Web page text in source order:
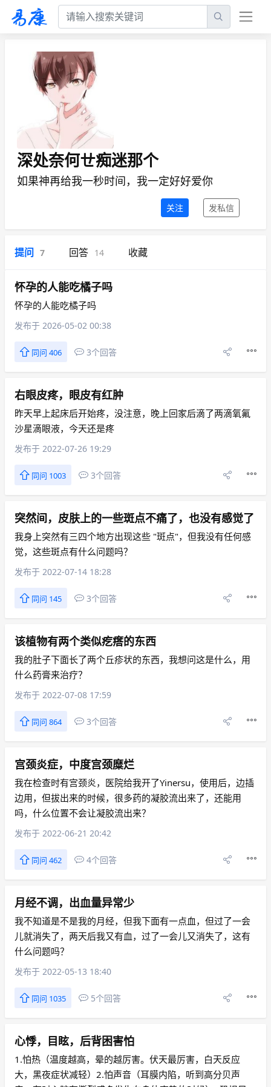
深处奈何ㄝ痴迷那个
如果神再给我一秒时间，我一定好好爱你
关注 发私信
提问 7 回答 14 收藏
怀孕的人能吃橘子吗
怀孕的人能吃橘子吗
发布于 2026-05-02 00:38
同问 406 3个回答
右眼皮疼，眼皮有红肿
昨天早上起床后开始疼，没注意，晚上回家后滴了两滴氧氟
沙星滴眼液，今天还是疼
发布于 2022-07-26 19:29
同问 1003 3个回答
突然间，皮肤上的一些斑点不痛了，也没有感觉了
我身上突然有三四个地方出现这些 "斑点"，但我没有任何感
觉，这些斑点有什么问题吗？
发布于 2022-07-14 18:28
同问 145 3个回答
该植物有两个类似疙瘩的东西
我的肚子下面长了两个丘疹状的东西，我想问这是什么，用
什么药膏来治疗？
发布于 2022-07-08 17:59
同问 864 3个回答
宫颈炎症，中度宫颈糜烂
我在检查时有宫颈炎，医院给我开了Yinersu，使用后，边插
边用，但拔出来的时候，很多药的凝胶流出来了，还能用
吗，什么位置不会让凝胶流出来？
发布于 2022-06-21 20:42
同问 462 4个回答
月经不调，出血量异常少
我不知道是不是我的月经，但我下面有一点血，但过了一会
儿就消失了，两天后我又有血，过了一会儿又消失了，这有
什么问题吗？
发布于 2022-05-13 18:40
同问 1035 5个回答
心悸，目眩，后背困害怕
1.怕热（温度越高，晕的越厉害。伏天最厉害，白天反应
大，黑夜症状减轻）2.怕声音（耳膜内陷，听到高分贝声